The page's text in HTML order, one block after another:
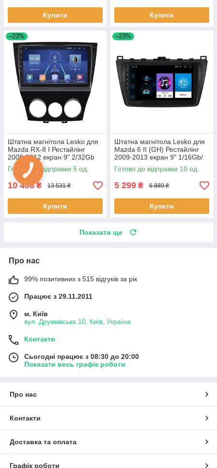
Купити Купити
–23%
Штатна магнітола Lesko для
Mazda RX-8 I Рестайлінг
2008-2012 екран 9" 2/32Gb
4G Wi-Fi GPS Top 5 шт.
Готово до відправки 5 од.
10 408₴ 13 531 ₴
Купити
–23%
Штатна магнітола Lesko для
Mazda 6 II (GH) Рестайлінг
2009-2013 екран 9" 1/16Gb/
Wi-Fi Optima GPS Androi 10
шт.
Готово до відправки 10 од.
5 299 ₴ 6 889 ₴
Купити
Показати ще
Про нас
99% позитивних з 515 відгуків за рік
Працює з 29.11.2011
м. Київ
вул. Дружківська 10, Київ, Україна
Контакти
Сьогодні працює з 08:30 до 20:00
Показати весь графік роботи
Про нас
Контакти
Доставка та оплата
Графік роботи